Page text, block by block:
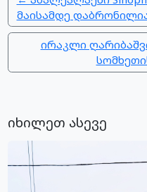
მაისამდე
ირაკლი
იხილეთ ასევე